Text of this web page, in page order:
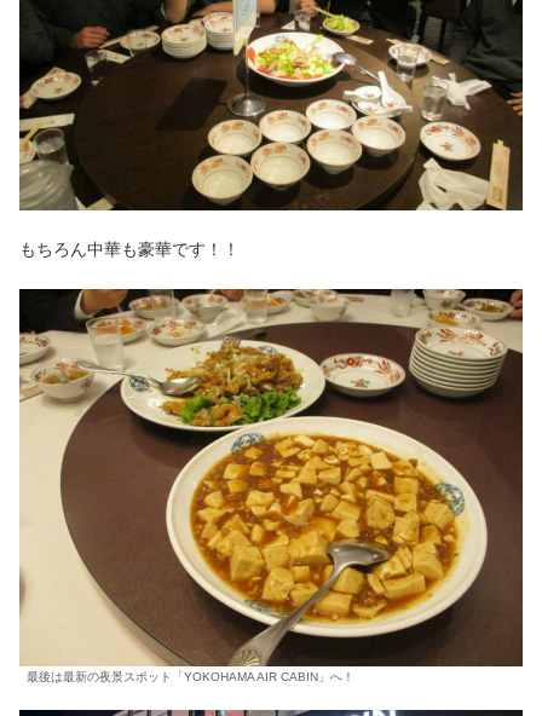
もちろん中華も豪華です！！
最後は最新の夜景スポット「YOKOHAMA AIR CABIN」へ！